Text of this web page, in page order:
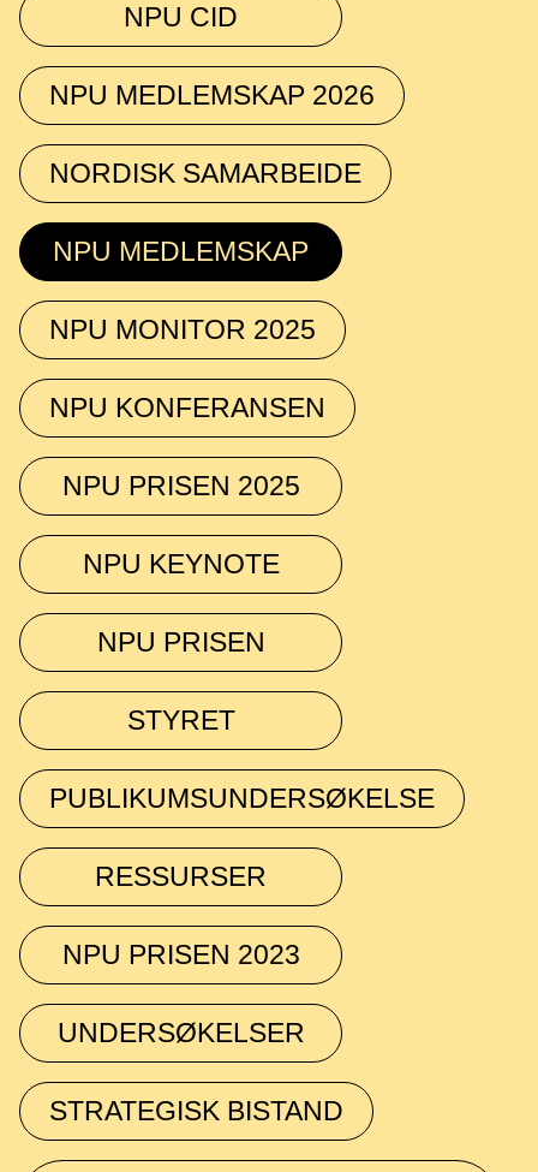
NPU CID
NPU MEDLEMSKAP 2026
NORDISK SAMARBEIDE
NPU MEDLEMSKAP
NPU MONITOR 2025
NPU KONFERANSEN
NPU PRISEN 2025
NPU KEYNOTE
NPU PRISEN
STYRET
PUBLIKUMSUNDERSØKELSE
RESSURSER
NPU PRISEN 2023
UNDERSØKELSER
STRATEGISK BISTAND